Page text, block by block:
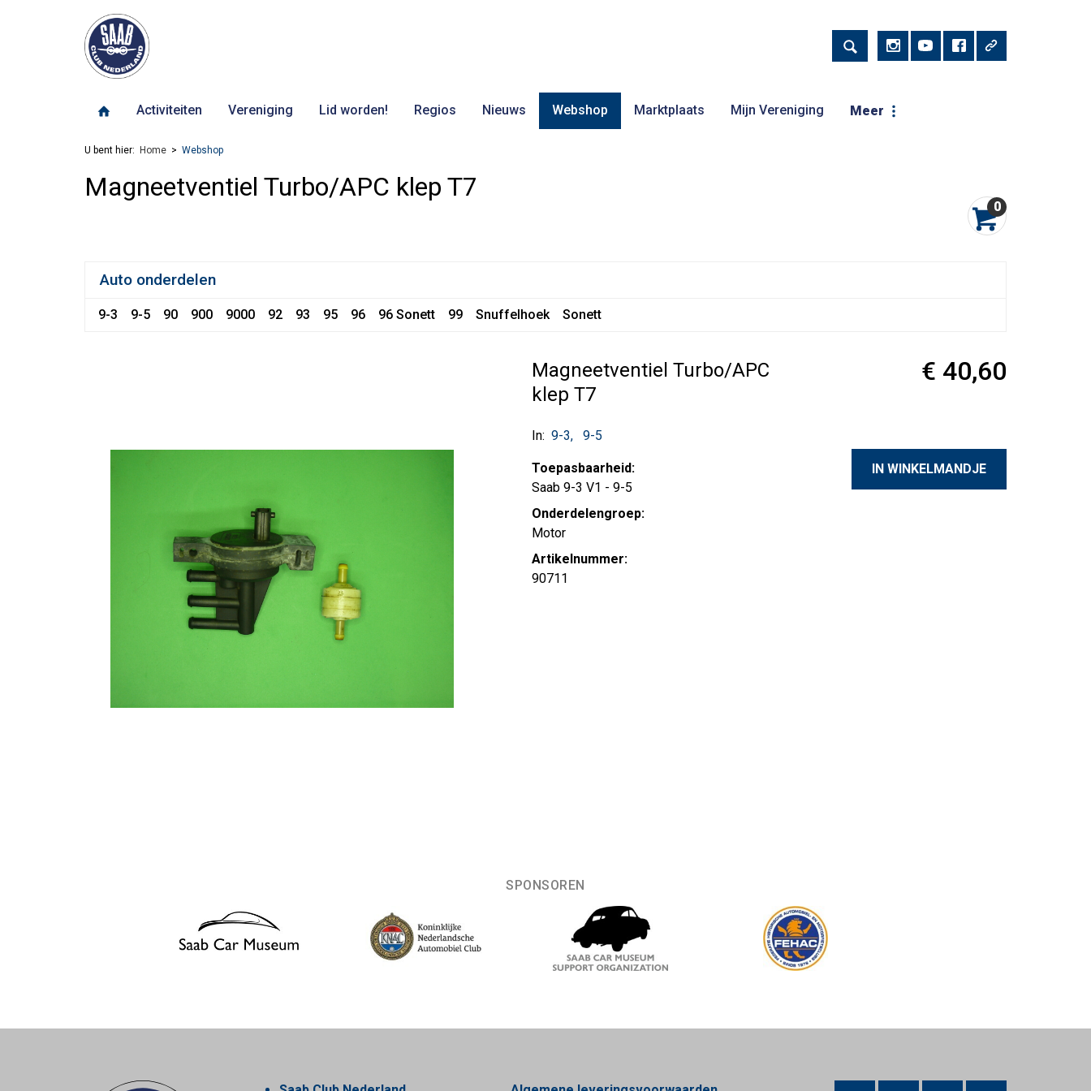
Activiteiten Vereniging Lid worden! Regios Nieuws Webshop Marktplaats Mijn Vereniging Meer
U bent hier: Home Webshop
Magneetventiel Turbo/APC klep T7
0
Auto onderdelen
9-3 9-5 90 900 9000 92 93 95 96 96 Sonett 99 Snuffelhoek Sonett
Magneetventiel Turbo/APC
klep T7
In: 9-3 9-5
Toepasbaarheid:
Saab 9-3 V1 - 9-5
Onderdelengroep:
Motor
Artikelnummer:
90711
€ 40,60
SPONSOREN